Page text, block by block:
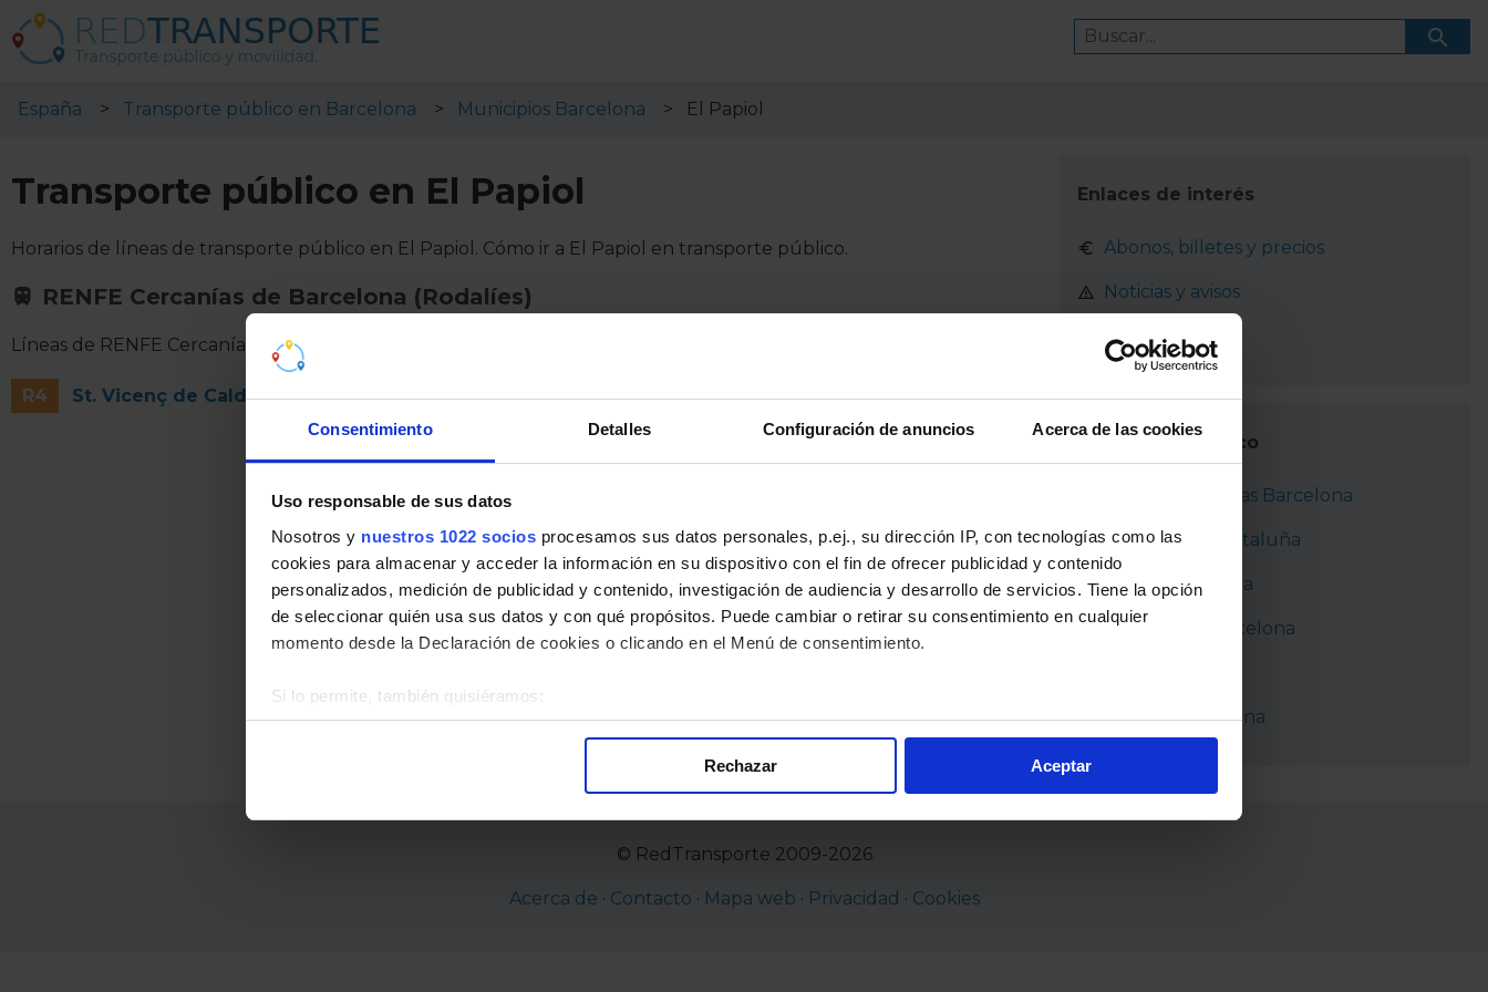
Consentimiento Detalles Configuración de anuncios Acerca de las cookies
Uso responsable de sus datos
Nosotros y nuestros 1022 socios procesamos sus datos personales, p.ej., su dirección IP, con tecnologías como las
cookies para almacenar y acceder la información en su dispositivo con el fin de ofrecer publicidad y contenido
personalizados, medición de publicidad y contenido, investigación de audiencia y desarrollo de servicios. Tiene la opción
de seleccionar quién usa sus datos y con qué propósitos. Puede cambiar o retirar su consentimiento en cualquier
momento desde la Declaración de cookies o clicando en el Menú de consentimiento.
Si lo permite, también quisiéramos:
Recopilar información sobre su ubicación geográfica que puede tener una precisión de varios metros
La publicidad digital personalizada, basada en la información recogida mediante cookies o tecnologías similares (como,
por ejemplo, la dirección IP, los identificadores de cookies o páginas visitadas), nos permite financiar nuestra actividad
Rechazar Aceptar
España Transporte público en Barcelona Municipios Barcelona El Papiol
Transporte público en El Papiol
Horarios de líneas de transporte público en El Papiol. Cómo ir a El Papiol en transporte público.
RENFE Cercanías de Barcelona (Rodalíes)
Líneas de RENFE Cercanías de Barcelona (Rodalíes) en El Papiol:
R4 St. Vicenç de Calders - Manresa
Enlaces de interés
Abonos, billetes y precios
Noticias y avisos
¿Cómo ir?
Transporte público
RENFE Cercanías Barcelona
Ferrocarriles Cataluña
Metro Barcelona
Autobuses Barcelona
Tranvía Barcelona
© RedTransporte 2009-2026
Acerca de · Contacto · Mapa web · Privacidad · Cookies